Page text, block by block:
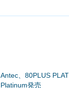
Antec、80PLUS
Platinum発売